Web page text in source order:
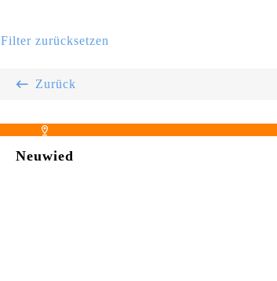
Filter zurücksetzen
Zurück
Neuwied